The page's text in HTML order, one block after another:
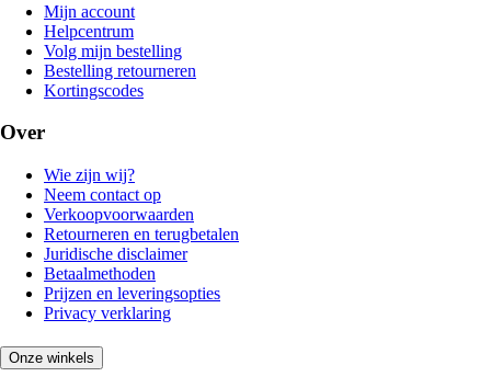
Mijn account
Helpcentrum
Volg mijn bestelling
Bestelling retourneren
Kortingscodes
Over
Wie zijn wij?
Neem contact op
Verkoopvoorwaarden
Retourneren en terugbetalen
Juridische disclaimer
Betaalmethoden
Prijzen en leveringsopties
Privacy verklaring
Onze winkels